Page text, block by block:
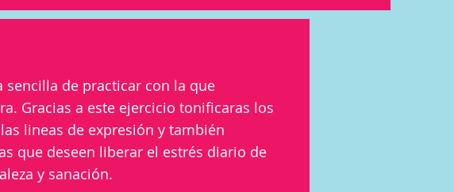
sencilla de practicar con la que
Gracias a este ejercicio tonificaras los
lineas de expresión y también
que deseen liberar el estrés diario de
y sanación.